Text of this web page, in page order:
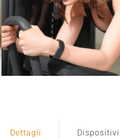
Dettagli Dispositivi